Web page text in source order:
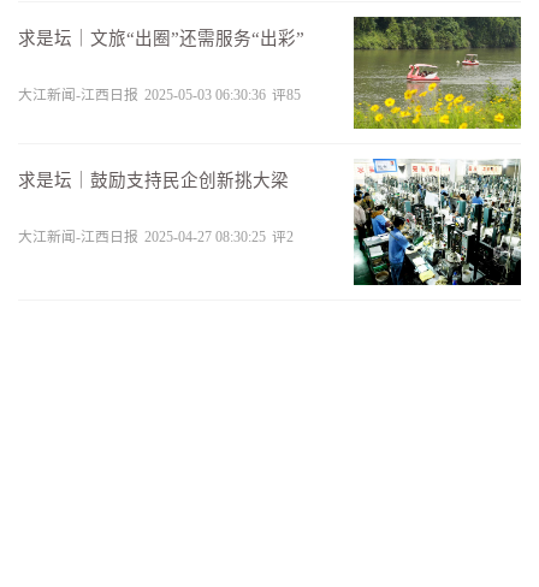
求是坛｜文旅“出圈”还需服务“出彩”
大江新闻-江西日报 2025-05-03 06:30:36 评85
求是坛｜鼓励支持民企创新挑大梁
大江新闻-江西日报 2025-04-27 08:30:25 评2